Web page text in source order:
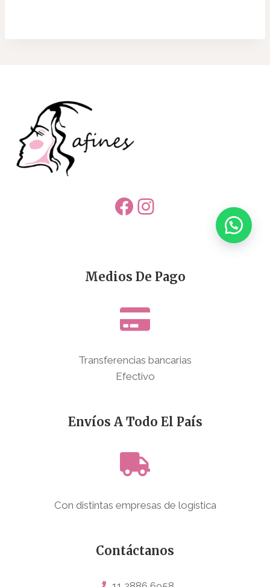
Facebook
Instagram
Medios De Pago
Transferencias bancarias
Efectivo
Envíos A Todo El País
Con distintas empresas de logística
Contáctanos